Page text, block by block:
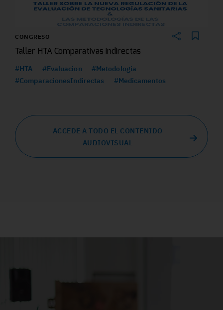
CONGRESO
Taller HTA Comparativas indirectas
#HTA #Evaluacion
#Metodologia
#ComparacionesIndirectas
#Medicamentos
ACCEDE A TODO EL CONTENIDO
AUDIOVISUAL